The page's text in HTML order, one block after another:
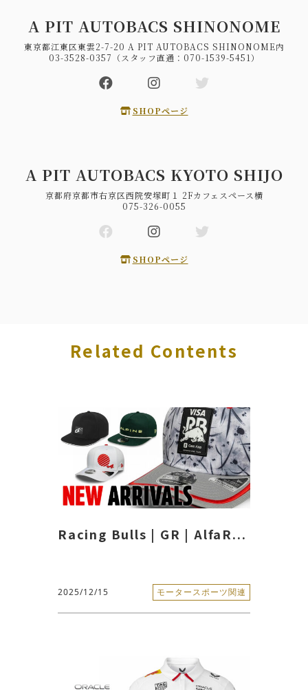
A PIT AUTOBACS SHINONOME
東京都江東区東雲2-7-20 A PIT AUTOBACS SHINONOME内
03-3528-0357（スタッフ直通：070-1539-5451）
SHOPページ
A PIT AUTOBACS KYOTO SHIJO
京都府京都市右京区西院安塚町１ 2Fカフェスペース横
075-326-0055
SHOPページ
Related Contents
Racing Bulls | GR | AlfaR...
2025/12/15 モータースポーツ関連